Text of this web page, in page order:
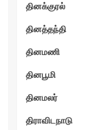
தினக்குரல்
தினத்தந்தி
தினமணி
தினபூமி
தினமலர்
திராவிடநாடு